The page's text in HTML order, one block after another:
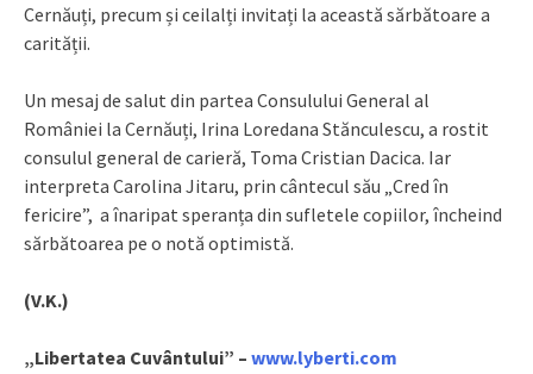
Cernăuți, precum și ceilalți invitați la această sărbătoare a
carității.
Un mesaj de salut din partea Consulului General al
României la Cernăuți, Irina Loredana Stănculescu, a rostit
consulul general de carieră, Toma Cristian Dacica. Iar
interpreta Carolina Jitaru, prin cântecul său „Cred în
fericire”, a înaripat speranța din sufletele copiilor, încheind
sărbătoarea pe o notă optimistă.
(V.K.)
„Libertatea Cuvântului” – www.lyberti.com